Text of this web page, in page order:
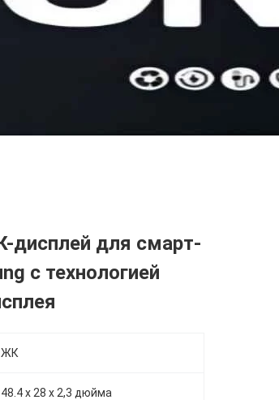
для смарт-
с технологией
ЖК
48.4 х 28 х 2,3 дюйма